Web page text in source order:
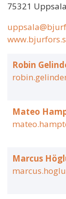
75321 Uppsala
Robin
Mateo
Marcus